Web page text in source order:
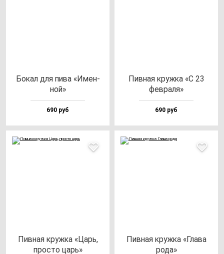
Бокал для пи­ва «Имен­
ной»
690 руб
Пив­ная круж­ка «С 23
фев­ра­ля»
690 руб
Пив­ная круж­ка «Царь,
прос­то царь»
Пив­ная круж­ка «Гла­ва
ро­да»